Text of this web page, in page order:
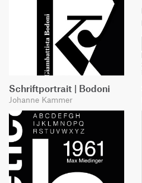
Schriftportrait | Bodoni
Johanne Kammer